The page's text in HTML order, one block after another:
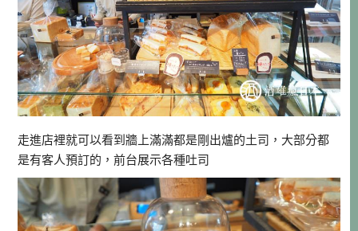
走進店裡就可以看到牆上滿滿都是剛出爐的土司，大部分都
是有客人預訂的，前台展示各種吐司